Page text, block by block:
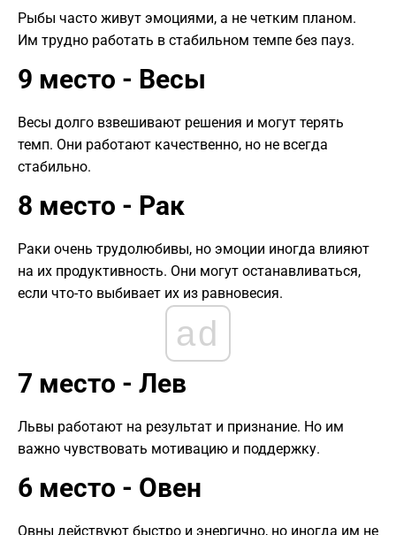
Рыбы часто живут эмоциями, а не четким планом.
Им трудно работать в стабильном темпе без пауз.
9 место - Весы
Весы долго взвешивают решения и могут терять
темп. Они работают качественно, но не всегда
стабильно.
8 место - Рак
Раки очень трудолюбивы, но эмоции иногда влияют
на их продуктивность. Они могут останавливаться,
если что-то выбивает их из равновесия.
ad
7 место - Лев
Львы работают на результат и признание. Но им
важно чувствовать мотивацию и поддержку.
6 место - Овен
Овны действуют быстро и энергично, но иногда им не